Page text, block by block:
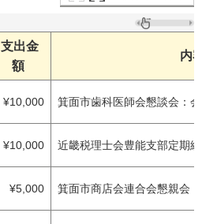
支出金
額
内
¥10,000 箕面市歯科医師会懇談会：
¥10,000 近畿税理士会豊能支部定期
¥5,000 箕面市商店会連合会懇親会